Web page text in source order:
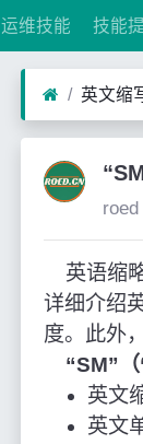
运维技能 技能
英文缩
roed
英语缩略
详细介绍
度。此外
“SM”
英文
英文